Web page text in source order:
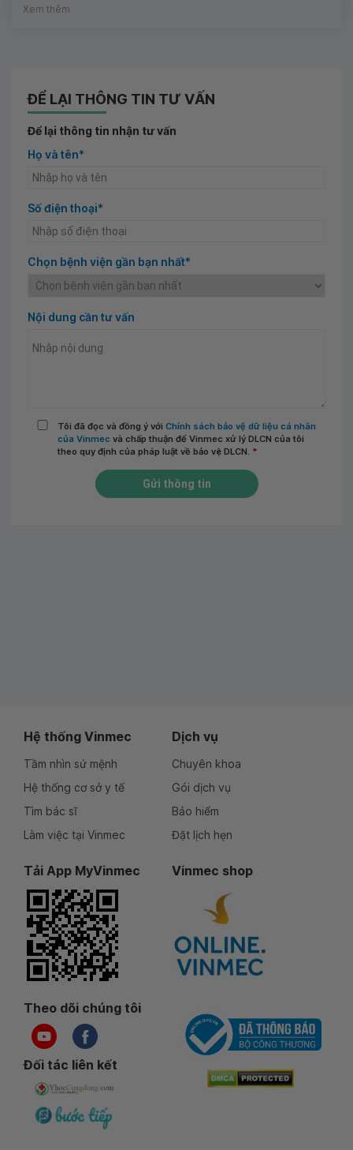
Xem thêm
ĐỂ LẠI THÔNG TIN TƯ VẤN
Để lại thông tin nhận tư vấn
Họ và tên*
Số điện thoại*
Chọn bệnh viện gần bạn nhất*
Nội dung cần tư vấn
Tôi đã đọc và đồng ý với Chính sách bảo vệ dữ liệu cá nhân
của Vinmec và chấp thuận để Vinmec xử lý DLCN của tôi
theo quy định của pháp luật về bảo vệ DLCN. *
Gửi thông tin
Hệ thống Vinmec
Tầm nhìn sứ mệnh
Hệ thống cơ sở y tế
Tìm bác sĩ
Làm việc tại Vinmec
Dịch vụ
Chuyên khoa
Gói dịch vụ
Bảo hiểm
Đặt lịch hẹn
Tải App MyVinmec Vinmec shop
Theo dõi chúng tôi
Đối tác liên kết